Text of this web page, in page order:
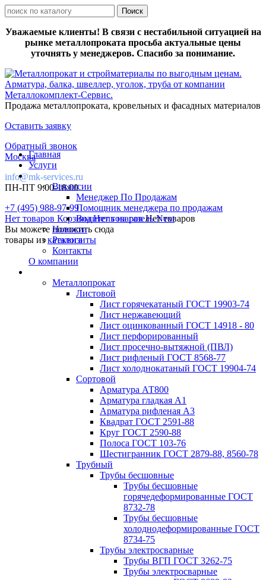
Уважаемые клиенты! В связи с нестабильной ситуацией на
рынке металлопроката просьба актуальные цены
уточнять у менеджеров. Спасибо за понимание.
Продажа металлопроката, кровельных и фасадных материалов
Оставить заявку
Обратный звонок
Москва
info@mk-services.ru
ПН-ПТ 9:00-18:00
+7 (495) 988-97-99
Нет товаров КорзинаНет товаровНет товаров
Вы можете положить сюда
товары изкаталога
Главная
Услуги
Вакансии
Менеджер По Продажам
Помощник менеджера по продажам
Водитель на газель Next
Новости
Реквизиты
Контакты
О компании
Металлопрокат
Листовой
Лист горячекатаный ГОСТ 19903-74
Лист нержавеющий
Лист оцинкованный ГОСТ 14918 - 80
Лист перфорированный
Лист просечно-вытяжной (ПВЛ)
Лист рифленый ГОСТ 8568-77
Лист холоднокатаный ГОСТ 19904-74
Сортовой
Арматура АТ800
Арматура гладкая А1
Арматура рифленая А3
Квадрат ГОСТ 2591-88
Круг ГОСТ 2590-88
Полоса ГОСТ 103-76
Шестигранник ГОСТ 2879-88, 8560-78
Трубный
Трубы бесшовные
Трубы бесшовные
горячедеформированные ГОСТ
8732-78
Трубы бесшовные
холоднодеформированные ГОСТ
8734-75
Трубы электросварные
Трубы ВГП ГОСТ 3262-75
Трубы электросварные